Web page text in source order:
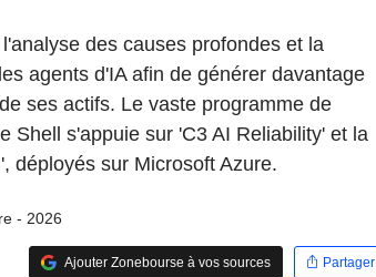
des causes profondes et la
agents d'IA afin de générer davantage
ses actifs. Le vaste programme de
Shell s'appuie sur 'C3 AI Reliability' et la
déployés sur Microsoft Azure.
- 2026
Ajouter Zonebourse à vos sources Partager